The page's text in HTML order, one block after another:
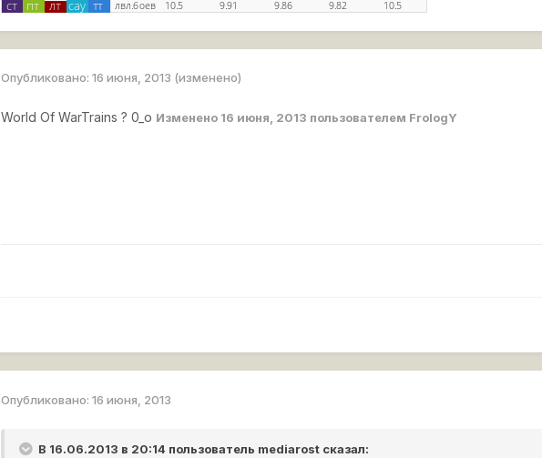
Опубликовано:16 июня, 2013 (изменено)
World Of WarTrains ? 0_o Изменено 16 июня, 2013 пользователем FrologY
Опубликовано:16 июня, 2013
В 16.06.2013 в 20:14 пользователь mediarost сказал: